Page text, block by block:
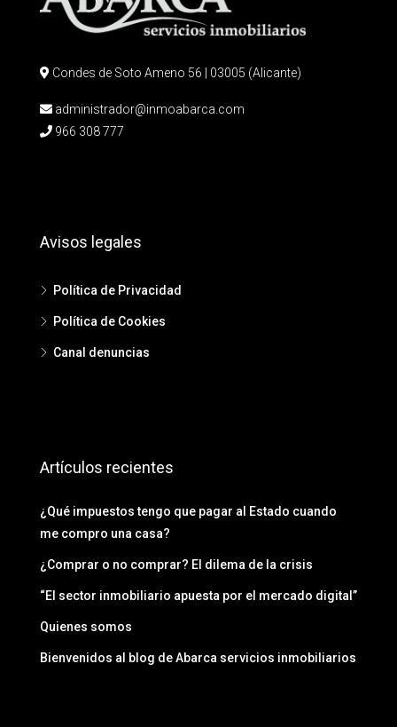
Condes de Soto Ameno 56 | 03005 (Alicante)
administrador@inmoabarca.com
966 308 777
Avisos legales
Política de Privacidad
Política de Cookies
Canal denuncias
Artículos recientes
¿Qué impuestos tengo que pagar al Estado cuando
me compro una casa?
¿Comprar o no comprar? El dilema de la crisis
“El sector inmobiliario apuesta por el mercado digital”
Quienes somos
Bienvenidos al blog de Abarca servicios inmobiliarios